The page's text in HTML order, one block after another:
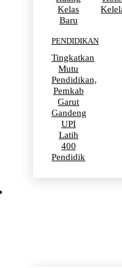
Kelas
Baru
PENDIDIKAN
Tingkatkan
Mutu
Pendidikan,
Pemkab
Garut
Gandeng
UPI
Latih
400
Pendidik